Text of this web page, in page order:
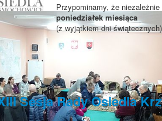
Przypominamy, że
poniedziałek miesiąca
(z wyjątkiem dni
Sesja Rady Osiedla